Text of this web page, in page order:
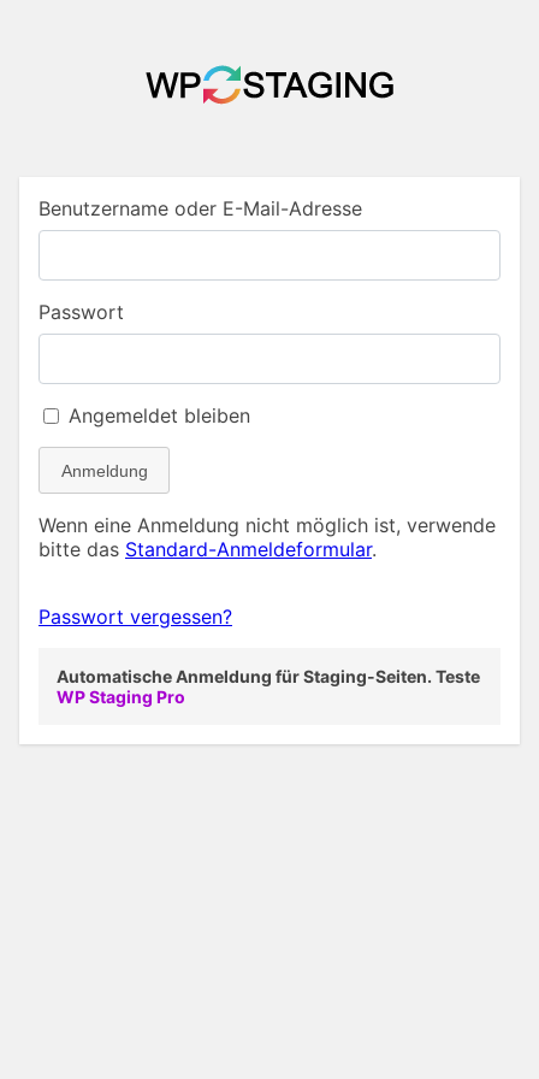
Benutzername oder E-Mail-Adresse
Passwort
Angemeldet bleiben
Anmeldung
Wenn eine Anmeldung nicht möglich ist, verwende
bitte das Standard-Anmeldeformular.
Passwort vergessen?
Automatische Anmeldung für Staging-Seiten. Teste
WP Staging Pro